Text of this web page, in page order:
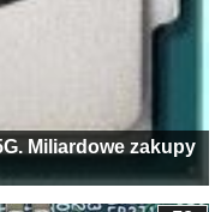
Miliardowe zakupy